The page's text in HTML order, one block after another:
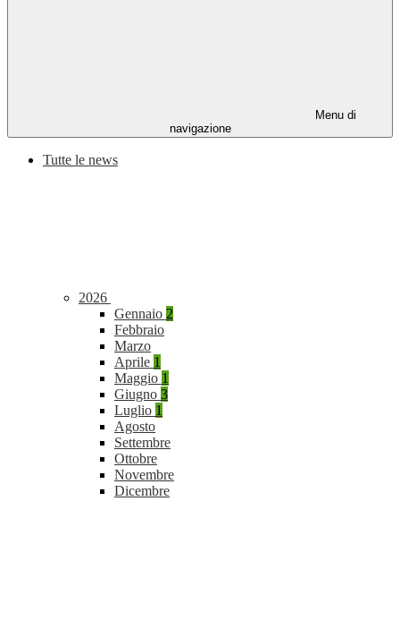
Menu di
navigazione
Tutte le news
2026
Gennaio 2
Febbraio
Marzo
Aprile 1
Maggio 1
Giugno 3
Luglio 1
Agosto
Settembre
Ottobre
Novembre
Dicembre